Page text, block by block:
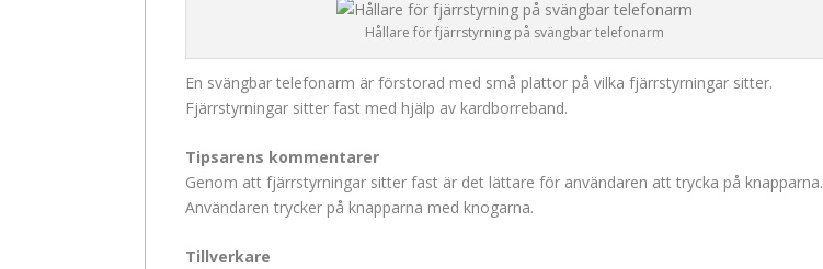
Hållare för fjärrstyrning på svängbar telefonarm
En svängbar telefonarm är förstorad med små plattor på vilka fjärrstyrningar sitter.
Fjärrstyrningar sitter fast med hjälp av kardborreband.
Tipsarens kommentarer
Genom att fjärrstyrningar sitter fast är det lättare för användaren att trycka på knapparna.
Användaren trycker på knapparna med knogarna.
Tillverkare